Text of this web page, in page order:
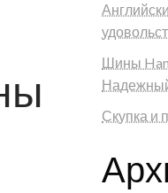
Шины
Скупка и